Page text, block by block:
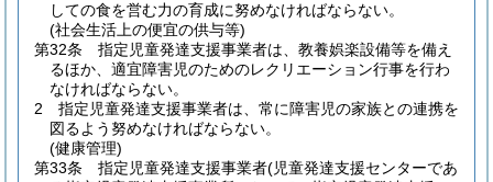
しての食を営む力の育成に努めなければならない。
(社会生活上の便宜の供与等)
第32条
指定児童発達支援事業者は、教養娯楽設備等を備え
るほか、適宜障害児のためのレクリエーション行事を行わ
なければならない。
2
指定児童発達支援事業者は、常に障害児の家族との連携を
図るよう努めなければならない。
(健康管理)
第33条
指定児童発達支援事業者(児童発達支援センターであ